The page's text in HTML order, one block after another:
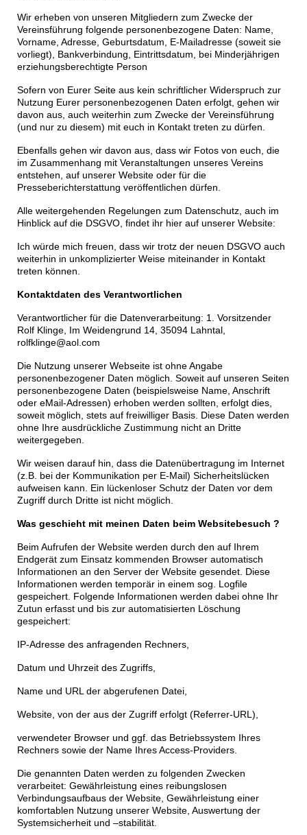
Wir erheben von unseren Mitgliedern zum Zwecke der
Vereinsführung folgende personenbezogene Daten: Name,
Vorname, Adresse, Geburtsdatum, E-Mailadresse (soweit sie
vorliegt), Bankverbindung, Eintrittsdatum, bei Minderjährigen
erziehungsberechtigte Person
Sofern von Eurer Seite aus kein schriftlicher Widerspruch zur
Nutzung Eurer personenbezogenen Daten erfolgt, gehen wir
davon aus, auch weiterhin zum Zwecke der Vereinsführung
(und nur zu diesem) mit euch in Kontakt treten zu dürfen.
Ebenfalls gehen wir davon aus, dass wir Fotos von euch, die
im Zusammenhang mit Veranstaltungen unseres Vereins
entstehen, auf unserer Website oder für die
Presseberichterstattung veröffentlichen dürfen.
Alle weitergehenden Regelungen zum Datenschutz, auch im
Hinblick auf die DSGVO, findet ihr hier auf unserer Website:
Ich würde mich freuen, dass wir trotz der neuen DSGVO auch
weiterhin in unkomplizierter Weise miteinander in Kontakt
treten können.
Kontaktdaten des Verantwortlichen
Verantwortlicher für die Datenverarbeitung: 1. Vorsitzender
Rolf Klinge, Im Weidengrund 14, 35094 Lahntal,
rolfklinge@aol.com
Die Nutzung unserer Webseite ist ohne Angabe
personenbezogener Daten möglich. Soweit auf unseren Seiten
personenbezogene Daten (beispielsweise Name, Anschrift
oder eMail-Adressen) erhoben werden sollten, erfolgt dies,
soweit möglich, stets auf freiwilliger Basis. Diese Daten werden
ohne Ihre ausdrückliche Zustimmung nicht an Dritte
weitergegeben.
Wir weisen darauf hin, dass die Datenübertragung im Internet
(z.B. bei der Kommunikation per E-Mail) Sicherheitslücken
aufweisen kann. Ein lückenloser Schutz der Daten vor dem
Zugriff durch Dritte ist nicht möglich.
Was geschieht mit meinen Daten beim Websitebesuch ?
Beim Aufrufen der Website werden durch den auf Ihrem
Endgerät zum Einsatz kommenden Browser automatisch
Informationen an den Server der Website gesendet. Diese
Informationen werden temporär in einem sog. Logfile
gespeichert. Folgende Informationen werden dabei ohne Ihr
Zutun erfasst und bis zur automatisierten Löschung
gespeichert:
IP-Adresse des anfragenden Rechners,
Datum und Uhrzeit des Zugriffs,
Name und URL der abgerufenen Datei,
Website, von der aus der Zugriff erfolgt (Referrer-URL),
verwendeter Browser und ggf. das Betriebssystem Ihres
Rechners sowie der Name Ihres Access-Providers.
Die genannten Daten werden zu folgenden Zwecken
verarbeitet: Gewährleistung eines reibungslosen
Verbindungsaufbaus der Website, Gewährleistung einer
komfortablen Nutzung unserer Website, Auswertung der
Systemsicherheit und –stabilität.